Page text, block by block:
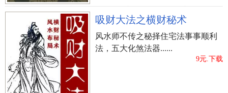
吸财大法之横财秘术
风水师不传之秘择住宅法事事顺利
法，五大化煞法器......
9元.下载